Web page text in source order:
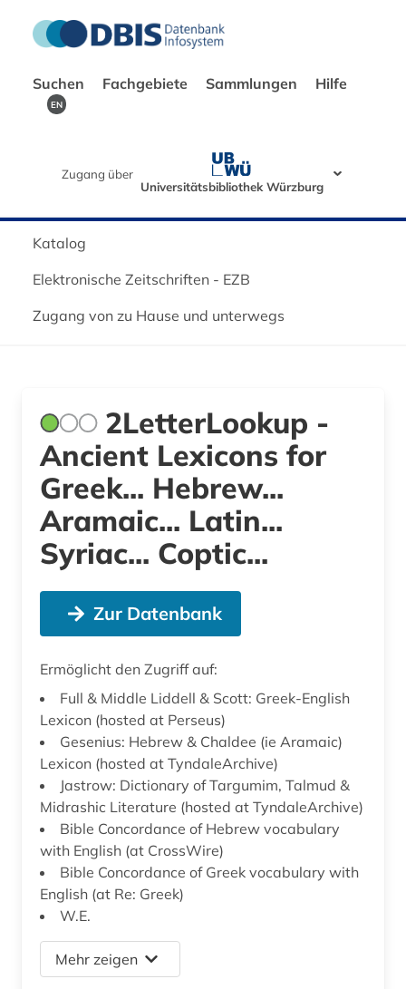
Suchen Fachgebiete Sammlungen Hilfe
EN
Zugang über
Universitätsbibliothek Würzburg
Katalog
Elektronische Zeitschriften - EZB
Zugang von zu Hause und unterwegs
2LetterLookup -
Ancient Lexicons for
Greek... Hebrew...
Aramaic... Latin...
Syriac... Coptic...
Zur Datenbank
Ermöglicht den Zugriff auf:
Full & Middle Liddell & Scott: Greek-English
Lexicon (hosted at Perseus)
Gesenius: Hebrew & Chaldee (ie Aramaic)
Lexicon (hosted at TyndaleArchive)
Jastrow: Dictionary of Targumim, Talmud &
Midrashic Literature (hosted at TyndaleArchive)
Bible Concordance of Hebrew vocabulary
with English (at CrossWire)
Bible Concordance of Greek vocabulary with
English (at Re: Greek)
W.E.
Mehr zeigen